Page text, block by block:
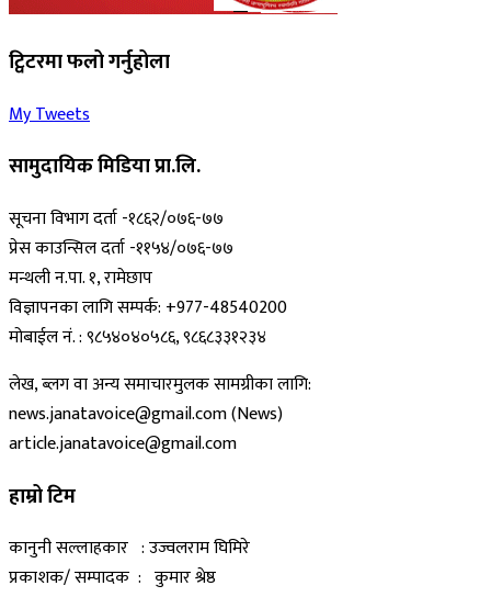
ट्विटरमा फलो गर्नुहोला
My Tweets
सामुदायिक मिडिया प्रा.लि.
सूचना विभाग दर्ता -१८६२/०७६-७७
प्रेस काउन्सिल दर्ता -११५४/०७६-७७
मन्थली न.पा. १, रामेछाप
विज्ञापनका लागि सम्पर्क: +977-48540200
मोबाईल नं. : ९८५४०४०५८६, ९८६८३३१२३४
लेख, ब्लग वा अन्य समाचारमुलक सामग्रीका लागि:
news.janatavoice@gmail.com (News)
article.janatavoice@gmail.com
हाम्रो टिम
कानुनी सल्लाहकार : उज्वलराम घिमिरे
प्रकाशक/ सम्पादक : कुमार श्रेष्ठ